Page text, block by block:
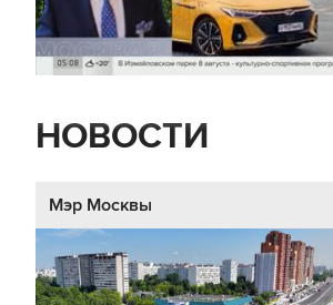
НОВОСТИ
Мэр Москвы